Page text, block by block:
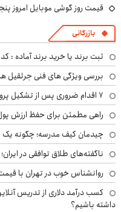
قیمت روز گوشی موبایل امروز پنجشنبه ۱۵
بازرگانی
ثبت برند یا خرید برند آماده :
بررسی ویژگی های فنی جرثقیل
۷ اقدام ضروری پس از تشکیل پرونده مواد مخدر؛ راهنمای خانواده‌ها
راهی مطمئن برای حفظ ارزش
چیدمان کیف مدرسه؛ چگونه
ناگفته‌های طلاق توافقی در
روانشناس خوب در تهران با
کسب درآمد دلاری از تدریس
داشته باشیم؟